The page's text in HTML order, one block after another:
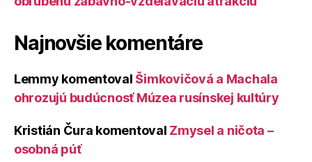
Najnovšie komentáre
Lemmy komentoval Šimkovičová a Machala
ohrozujú budúcnosť Múzea rusínskej kultúry
Kristián Čura komentoval Zmysel a ničota –
osobná púť